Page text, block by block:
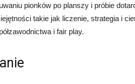
pionków po planszy i próbie
takie jak liczenie, strategia i
i fair play.